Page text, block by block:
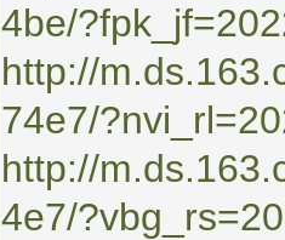
4be/
http://
74e7/
http://
4e7/